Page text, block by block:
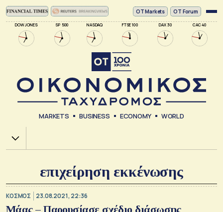
DOW JONES SP 500 NASDAQ FTSE 100 DAX 30 CAC 40
ΟΤ Markets OT Forum
MARKETS BUSINESS ECONOMY WORLD
Χ.Α.
επιχείρηση εκκένωσης
ΚΟΣΜΟΣ 23.08.2021, 22:36
Μάας – Παρουσίασε σχέδιο διάσωσης